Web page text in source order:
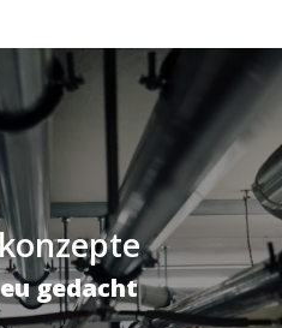
gedacht